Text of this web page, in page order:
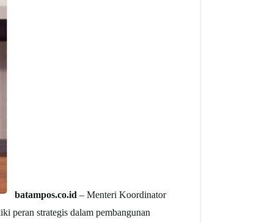
batampos.co.id – Menteri Koordinator
peran strategis dalam pembangunan